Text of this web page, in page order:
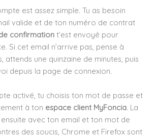
est assez simple. Tu as besoin
valide et de ton numéro de contrat
confirmation t’est envoyé pour
Si cet email n’arrive pas, pense à
attends une quinzaine de minutes, puis
depuis la page de connexion.
activé, tu choisis ton mot de passe et
à ton espace client MyFoncia. La
avec ton email et ton mot de
des soucis, Chrome et Firefox sont